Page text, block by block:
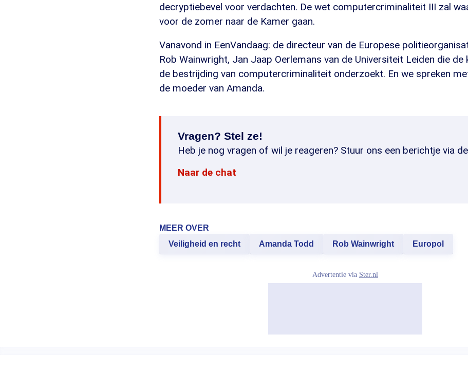
decryptiebevel voor verdachten. De wet computercriminaliteit III zal
voor de zomer naar de Kamer gaan.
Vanavond in EenVandaag: de directeur van de Europese
Rob Wainwright, Jan Jaap Oerlemans van de Universiteit Leiden die de
de bestrijding van computercriminaliteit onderzoekt. En we spreken
de moeder van Amanda.
Vragen? Stel ze!
Heb je nog vragen of wil je reageren? Stuur ons een berichtje via
Naar de chat
MEER OVER
Veiligheid en recht
Amanda Todd Rob Wainwright Europol
Advertentie via Ster.nl